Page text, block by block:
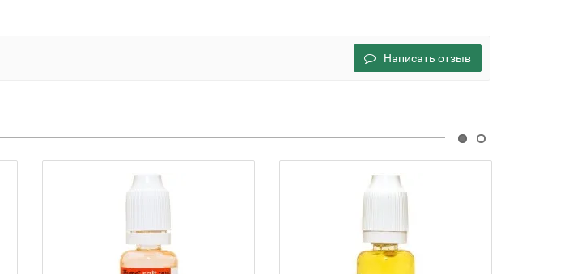
Написать отзыв